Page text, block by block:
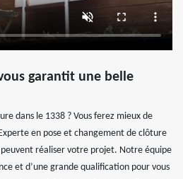
garantit une belle
dans le 1338 ? Vous ferez mieux de
en pose et changement de clôture
réaliser votre projet. Notre équipe
et d’une grande qualification pour vous